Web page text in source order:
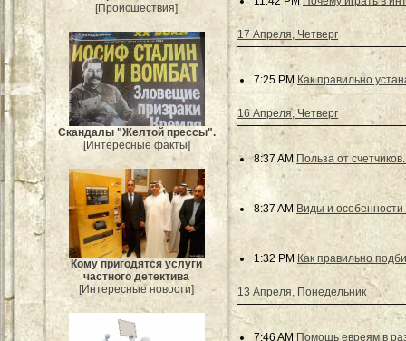
[Происшествия]
Скандалы "Желтой прессы".
[Интересные факты]
Кому пригодятся услуги
частного детектива
[Интересные новости]
17 Апреля, Четверг
7:25 PM Как правильно
16 Апреля, Четверг
8:37 AM Польза от
8:37 AM Виды и
1:32 PM Как правильно
13 Апреля, Понедельник
7:46 AM Помощь евреям в